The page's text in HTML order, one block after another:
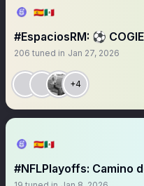
🇪🇦🇲🇽
#EspaciosRM: ⚽
206 tuned in Jan 27, 2026
+4
🇪🇦🇲🇽
#NFLPlayoffs: Camino